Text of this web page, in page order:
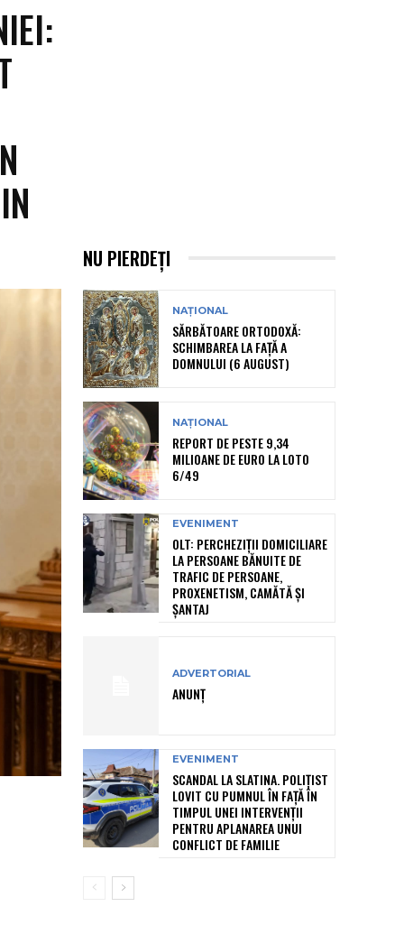
NU PIERDEȚI
NAȚIONAL
SĂRBĂTOARE ORTODOXĂ:
SCHIMBAREA LA FAȚĂ A
DOMNULUI (6 AUGUST)
NAȚIONAL
REPORT DE PESTE 9,34
MILIOANE DE EURO LA LOTO
6/49
EVENIMENT
OLT: PERCHEZIŢII DOMICILIARE
LA PERSOANE BĂNUITE DE
TRAFIC DE PERSOANE,
PROXENETISM, CAMĂTĂ ŞI
ŞANTAJ
ADVERTORIAL
ANUNȚ
EVENIMENT
SCANDAL LA SLATINA. POLIȚIST
LOVIT CU PUMNUL ÎN FAȚĂ ÎN
TIMPUL UNEI INTERVENȚII
PENTRU APLANAREA UNUI
CONFLICT DE FAMILIE